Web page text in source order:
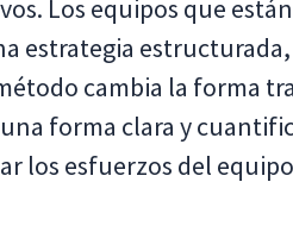
Los equipos que
estrategia
cambia la forma
forma clara y
los esfuerzos del